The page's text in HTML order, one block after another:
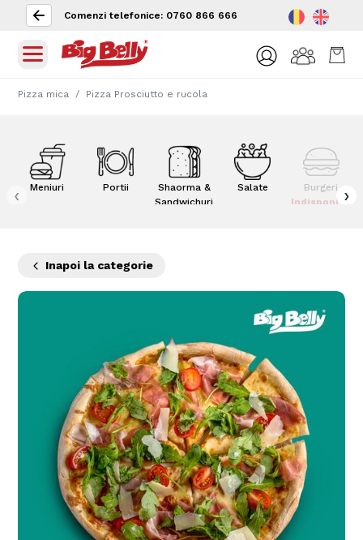
Comenzi telefonice: 0760 866 666
Pizza mica Pizza Prosciutto e rucola
Meniuri Portii
Shaorma &
Sandwichuri
Salate
Burgeri
Indisponibil
‹ ›
Inapoi la categorie